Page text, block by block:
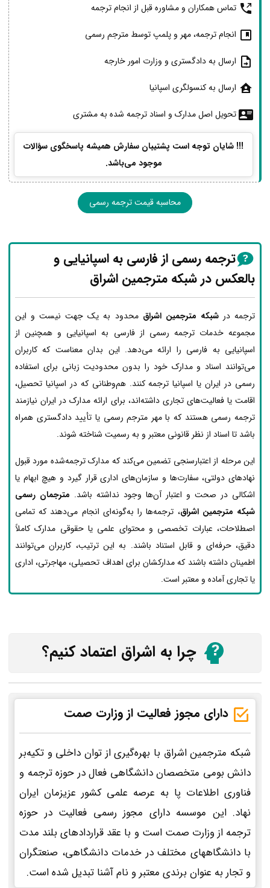
تماس همکاران و مشاوره قبل از انجام ترجمه
انجام ترجمه، مهر و پلمپ توسط مترجم رسمی
ارسال به دادگستری و وزارت امور خارجه
ارسال به کنسولگری اسپانیا
تحویل اصل مدارک و اسناد ترجمه شده به مشتری
!!! شایان توجه است پشتیبان سفارش همیشه پاسخگوی سؤالات
موجود می‌باشد.
محاسبه قیمت ترجمه رسمی
ترجمه رسمی از فارسی به اسپانیایی و
بالعکس در شبکه مترجمین اشراق
ترجمه درشبکه مترجمین اشراق محدود به یک جهت نیست و این
مجموعه خدمات ترجمه رسمی از فارسی به اسپانیایی و همچنین از
اسپانیایی به فارسی را ارائه می‌دهد. این بدان معناست که کاربران
می‌توانند اسناد و مدارک خود را بدون محدودیت زبانی برای استفاده
رسمی در ایران یا اسپانیا ترجمه کنند. هم‌وطنانی که در اسپانیا تحصیل،
اقامت یا فعالیت‌های تجاری داشته‌اند، برای ارائه مدارک در ایران نیازمند
ترجمه رسمی هستند که با مهر مترجم رسمی یا تأیید دادگستری همراه
باشد تا اسناد از نظر قانونی معتبر و به رسمیت شناخته شوند.
این مرحله از اعتبارسنجی تضمین می‌کند که مدارک ترجمه‌شده مورد قبول
نهادهای دولتی، سفارت‌ها و سازمان‌های اداری قرار گیرد و هیچ ابهام یا
اشکالی در صحت و اعتبار آن‌ها وجود نداشته باشد. مترجمان رسمی
شبکه مترجمین اشراق، ترجمه‌ها را به‌گونه‌ای انجام می‌دهند که تمامی
اصطلاحات، عبارات تخصصی و محتوای علمی یا حقوقی مدارک کاملاً
دقیق، حرفه‌ای و قابل استناد باشند. به این ترتیب، کاربران می‌توانند
اطمینان داشته باشند که مدارکشان برای اهداف تحصیلی، مهاجرتی، اداری
یا تجاری آماده و معتبر است.
چرا به اشراق اعتماد کنیم؟
دارای مجوز فعالیت از وزارت صمت
شبکه مترجمین اشراق با بهره‌گیری از توان داخلی و تکیه‌بر
دانش بومی متخصصان دانشگاهی فعال در حوزه ترجمه و
فناوری اطلاعات پا به عرصه علمی کشور عزیزمان ایران
نهاد. این موسسه دارای مجوز رسمی فعالیت در حوزه
ترجمه از وزارت صمت است و با عقد قراردادهای بلند مدت
با دانشگاههای مختلف در خدمات دانشگاهی، صنعتگران
و تجار به عنوان برندی معتبر و نام آشنا تبدیل شده است.